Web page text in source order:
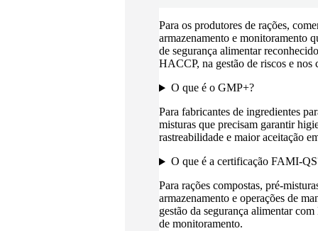
Para os produtores de rações,
armazenamento e monitoramento
de segurança alimentar
HACCP, na gestão de riscos e nos
O que é o GMP+?
Para fabricantes de ingredientes
misturas que precisam garantir
rastreabilidade e maior aceitação
O que é a certificação FAMI-
Para rações compostas, pré-
armazenamento e operações de
gestão da segurança alimentar
de monitoramento.